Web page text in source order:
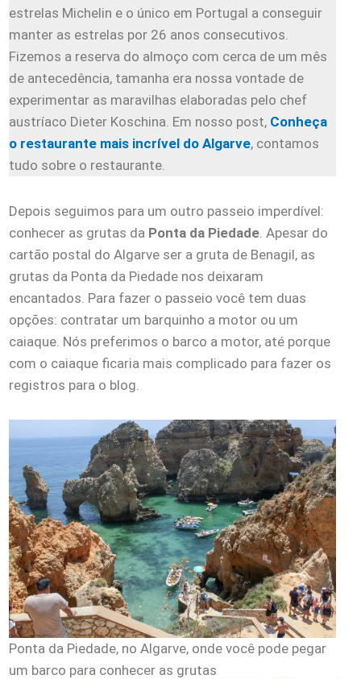
estrelas Michelin e o único em Portugal a conseguir
manter as estrelas por 26 anos consecutivos.
Fizemos a reserva do almoço com cerca de um mês
de antecedência, tamanha era nossa vontade de
experimentar as maravilhas elaboradas pelo chef
austríaco Dieter Koschina. Em nosso post, Conheça
o restaurante mais incrível do Algarve, contamos
tudo sobre o restaurante.
Depois seguimos para um outro passeio imperdível:
conhecer as grutas da Ponta da Piedade . Apesar do
cartão postal do Algarve ser a gruta de Benagil, as
grutas da Ponta da Piedade nos deixaram
encantados. Para fazer o passeio você tem duas
opções: contratar um barquinho a motor ou um
caiaque. Nós preferimos o barco a motor, até porque
com o caiaque ficaria mais complicado para fazer os
registros para o blog.
Ponta da Piedade, no Algarve, onde você pode pegar
um barco para conhecer as grutas